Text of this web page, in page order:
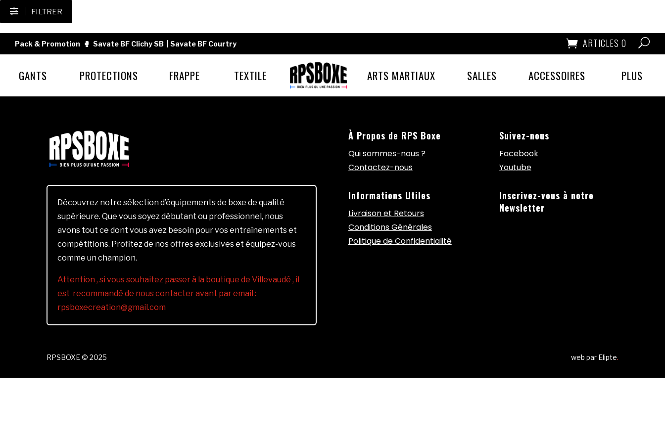
FILTRER
Pack & Promotion 🥊 Savate BF Clichy SB Savate BF Courtry ARTICLES 0
GANTS PROTECTIONS FRAPPE TEXTILE ARTS MARTIAUX SALLES ACCESSOIRES PLUS
Découvrez notre sélection d’équipements de boxe de qualité
supérieure. Que vous soyez débutant ou professionnel, nous
avons tout ce dont vous avez besoin pour vos entraînements et
compétitions. Profitez de nos offres exclusives et équipez-vous
comme un champion.
Attention , si vous souhaitez passer à la boutique de Villevaudé , il
est recommandé de nous contacter avant par email :
rpsboxecreation@gmail.com
À Propos de RPS Boxe
Qui sommes-nous ?
Contactez-nous
Informations Utiles
Livraison et Retours
Conditions Générales
Politique de Confidentialité
Suivez-nous
Facebook
Youtube
Inscrivez-vous à notre
Newsletter
RPSBOXE © 2025 web par Elipte.